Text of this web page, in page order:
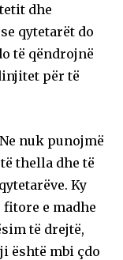
dhe
qytetarët do
të qëndrojnë
për të
nuk punojmë
thella dhe të
Ky
fitore e madhe
të drejtë,
është mbi çdo